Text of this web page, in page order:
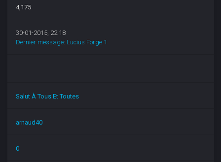
4,175
30-01-2015, 22:18
Dernier message: Lucius Forge 1
Salut À Tous Et Toutes
arnaud40
0